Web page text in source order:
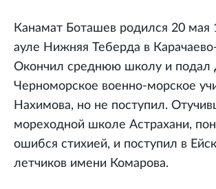
Канамат Боташев родился 20 мая
ауле Нижняя Теберда в
Окончил среднюю школу и подал
Черноморское военно-морское
Нахимова, но не поступил.
мореходной школе Астрахани,
ошибся стихией, и поступил в
летчиков имени Комарова.